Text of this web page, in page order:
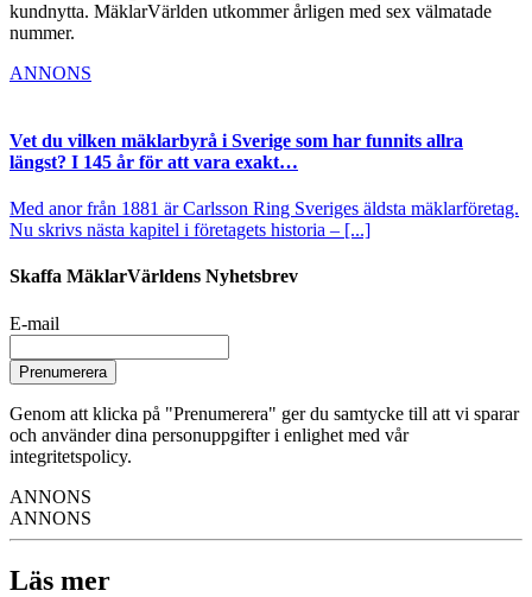
kundnytta. MäklarVärlden utkommer årligen med sex välmatade
nummer.
ANNONS
Vet du vilken mäklarbyrå i Sverige som har funnits allra
längst? I 145 år för att vara exakt…
Med anor från 1881 är Carlsson Ring Sveriges äldsta mäklarföretag.
Nu skrivs nästa kapitel i företagets historia – [...]
Skaffa MäklarVärldens Nyhetsbrev
E-mail
Prenumerera
Genom att klicka på "Prenumerera" ger du samtycke till att vi sparar
och använder dina personuppgifter i enlighet med vår
integritetspolicy.
ANNONS
ANNONS
Läs mer